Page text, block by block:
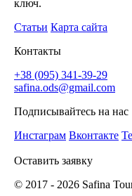
ключ.
Статьи Карта сайта
Контакты
+38 (095) 341-39-29
safina.ods@gmail.com
Подписывайтесь на нас
Инстаграм Вконтакте
Оставить заявку
© 2017 - 2026 Safina